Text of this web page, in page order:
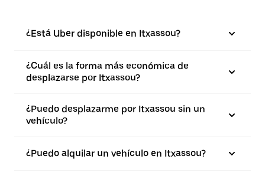
¿Está Uber disponible en Itxassou?
¿Cuál es la forma más económica de
desplazarse por Itxassou?
¿Puedo desplazarme por Itxassou sin un
vehículo?
¿Puedo alquilar un vehículo en Itxassou?